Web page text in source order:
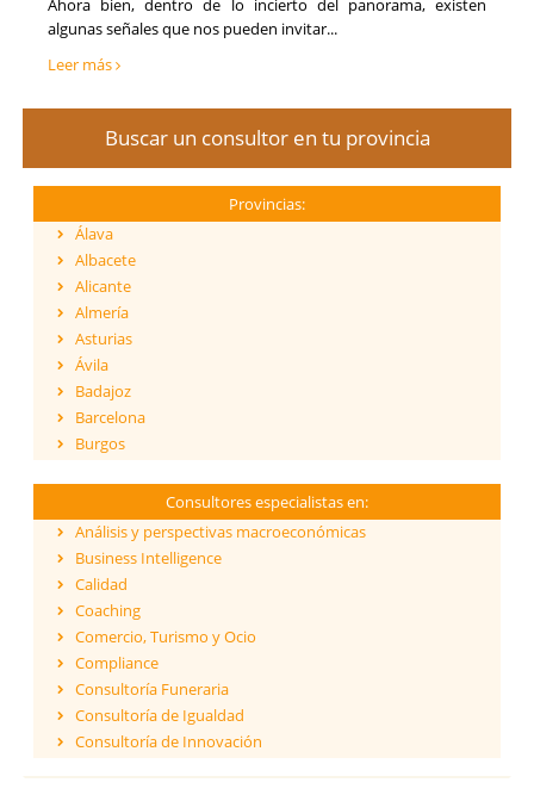
Ahora bien, dentro de lo incierto del panorama, existen
algunas señales que nos pueden invitar...
Leer más
Buscar un consultor en tu provincia
Provincias:
Álava
Albacete
Alicante
Almería
Asturias
Ávila
Badajoz
Barcelona
Burgos
Cantabria
Castellón
Ceuta
Ciudad Real
Córdoba
Cuenca
Girona
Granada
Guadalajara
Consultores especialistas en:
Análisis y perspectivas macroeconómicas
Business Intelligence
Calidad
Coaching
Comercio, Turismo y Ocio
Compliance
Consultoría Funeraria
Consultoría de Igualdad
Consultoría de Innovación